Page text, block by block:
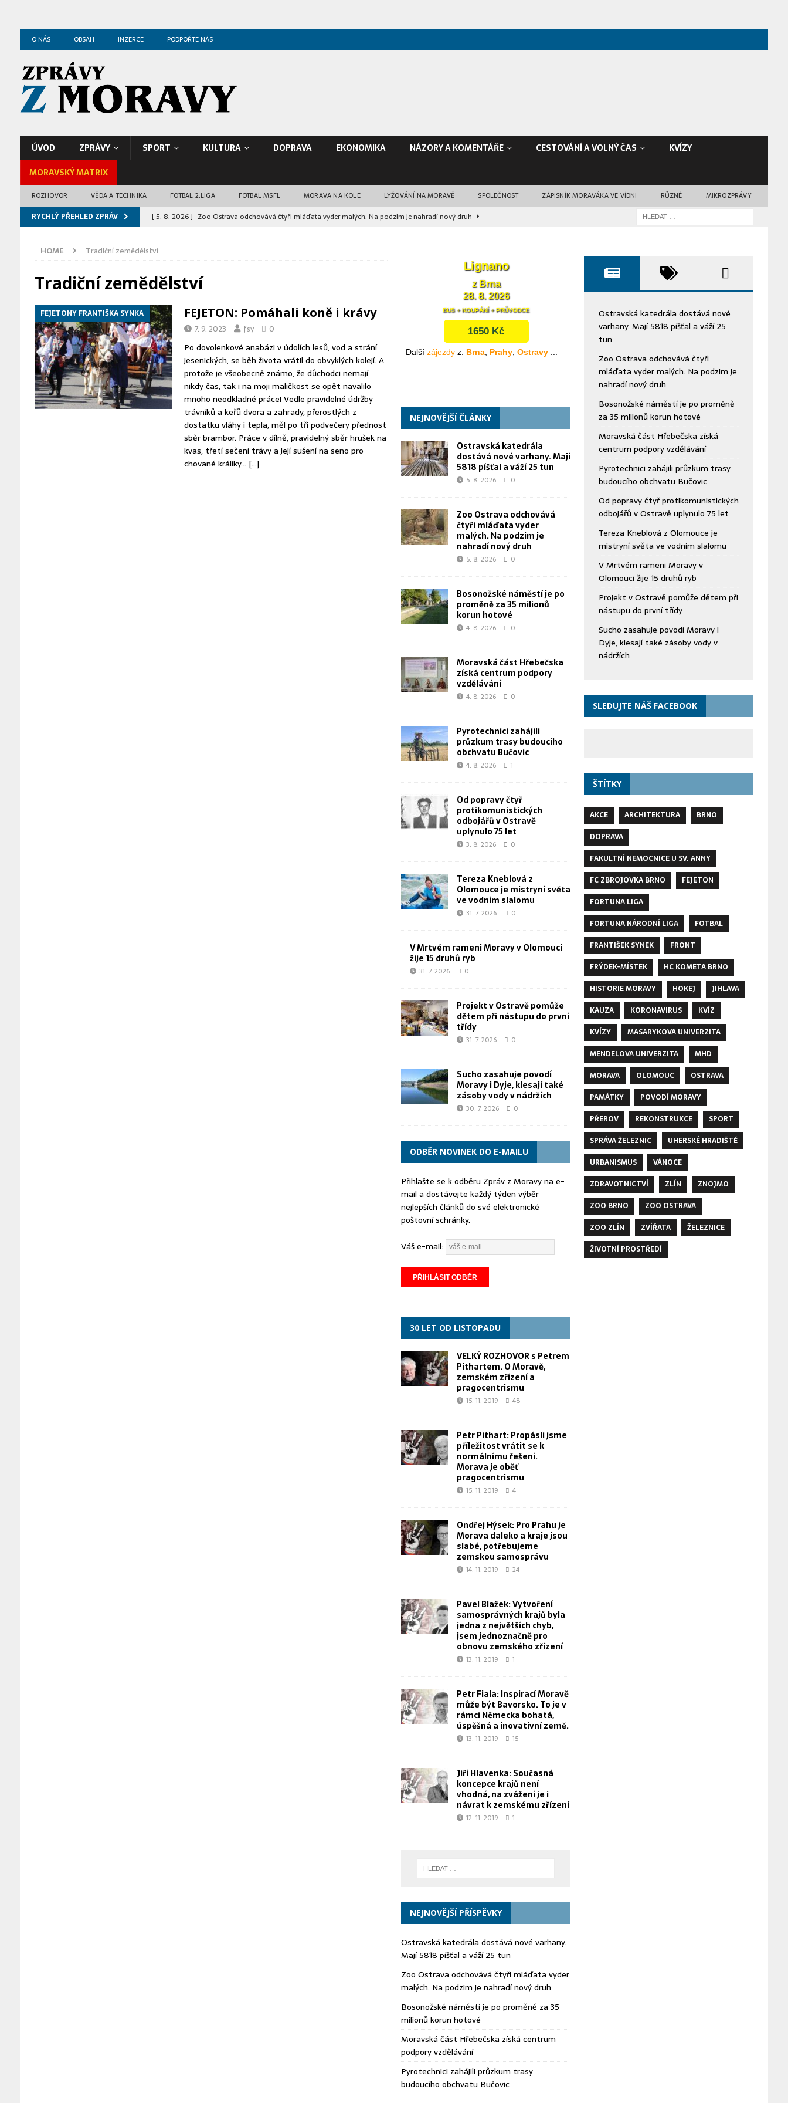
O NÁS OBSAH INZERCE PODPOŘTE NÁS
ÚVOD ZPRÁVY SPORT KULTURA DOPRAVA EKONOMIKA NÁZORY A KOMENTÁŘE CESTOVÁNÍ A VOLNÝ ČAS
KVÍZY
MORAVSKÝ MATRIX
ROZHOVOR VĚDA A TECHNIKA FOTBAL 2.LIGA FOTBAL MSFL MORAVA NA KOLE LYŽOVÁNÍ NA MORAVĚ SPOLEČNOST ZÁPISNÍK MORAVÁKA VE VÍDNI RŮZNÉ MIKROZPRÁVY
RYCHLÝ PŘEHLED ZPRÁV [ 5. 8. 2026 ] Zoo Ostrava odchovává čtyři mláďata vyder malých. Na podzim je nahradí nový druh
[ 4. 8. 2026 ]
[ 4. 8. 2026 ]
Moravská část Hřebečska získá centrum podpory vzdělávání
[ 5. 8. 2026 ] Ostravská katedrála dostává nové varhany. Mají 5818 píšťal a váží 25 tun KULTURA
HOME Tradiční zemědělství
Tradiční zemědělství
FEJETONY FRANTIŠKA SYNKA FEJETON: Pomáhali koně i krávy
7. 9. 2023 fsy 0
Po dovolenkové anabázi v údolích lesů, vod a strání
jesenických, se běh života vrátil do obvyklých kolejí. A
protože je všeobecně známo, že důchodci nemají
nikdy čas, tak i na moji maličkost se opět navalilo
mnoho neodkladné práce! Vedle pravidelné údržby
trávníků a keřů dvora a zahrady, přerostlých z
dostatku vláhy i tepla, měl po tři podvečery přednost
sběr brambor. Práce v dílně, pravidelný sběr hrušek na
kvas, třetí sečení trávy a její sušení na seno pro
chované králíky… […]
NEJNOVĚJŠÍ ČLÁNKY
Ostravská katedrála
dostává nové varhany. Mají
5818 píšťal a váží 25 tun
5. 8. 2026 0
Zoo Ostrava odchovává
čtyři mláďata vyder
malých. Na podzim je
nahradí nový druh
5. 8. 2026 0
Bosonožské náměstí je po
proměně za 35 milionů
korun hotové
4. 8. 2026 0
Moravská část Hřebečska
získá centrum podpory
vzdělávání
4. 8. 2026 0
Pyrotechnici zahájili
průzkum trasy budoucího
obchvatu Bučovic
4. 8. 2026 1
Od popravy čtyř
protikomunistických
odbojářů v Ostravě
uplynulo 75 let
3. 8. 2026 0
Tereza Kneblová z
Olomouce je mistryní světa
ve vodním slalomu
31. 7. 2026 0
V Mrtvém rameni Moravy v Olomouci
žije 15 druhů ryb
31. 7. 2026 0
Projekt v Ostravě pomůže
dětem při nástupu do první
třídy
31. 7. 2026 0
Sucho zasahuje povodí
Moravy i Dyje, klesají také
zásoby vody v nádržích
30. 7. 2026 0
ODBĚR NOVINEK DO E-MAILU
Přihlašte se k odběru Zpráv z Moravy na e-
mail a dostávejte každý týden výběr
nejlepších článků do své elektronické
poštovní schránky.
Váš e-mail:
30 LET OD LISTOPADU
VELKÝ ROZHOVOR s Petrem
Pithartem. O Moravě,
zemském zřízení a
pragocentrismu
15. 11. 2019 48
Petr Pithart: Propásli jsme
příležitost vrátit se k
normálnímu řešení.
Morava je oběť
pragocentrismu
15. 11. 2019 4
Ondřej Hýsek: Pro Prahu je
Morava daleko a kraje jsou
slabé, potřebujeme
zemskou samosprávu
14. 11. 2019 24
Pavel Blažek: Vytvoření
samosprávných krajů byla
jedna z největších chyb,
jsem jednoznačně pro
obnovu zemského zřízení
13. 11. 2019 1
Petr Fiala: Inspirací Moravě
může být Bavorsko. To je v
rámci Německa bohatá,
úspěšná a inovativní země.
13. 11. 2019 15
Jiří Hlavenka: Současná
koncepce krajů není
vhodná, na zvážení je i
návrat k zemskému zřízení
12. 11. 2019 1
NEJNOVĚJŠÍ PŘÍSPĚVKY
Ostravská katedrála dostává nové varhany.
Mají 5818 píšťal a váží 25 tun
Zoo Ostrava odchovává čtyři mláďata vyder
malých. Na podzim je nahradí nový druh
Bosonožské náměstí je po proměně za 35
milionů korun hotové
Moravská část Hřebečska získá centrum
podpory vzdělávání
Pyrotechnici zahájili průzkum trasy
budoucího obchvatu Bučovic
Ostravská katedrála dostává nové
varhany. Mají 5818 píšťal a váží 25
tun
Zoo Ostrava odchovává čtyři
mláďata vyder malých. Na podzim je
nahradí nový druh
Bosonožské náměstí je po proměně
za 35 milionů korun hotové
Moravská část Hřebečska získá
centrum podpory vzdělávání
Pyrotechnici zahájili průzkum trasy
budoucího obchvatu Bučovic
Od popravy čtyř protikomunistických
odbojářů v Ostravě uplynulo 75 let
Tereza Kneblová z Olomouce je
mistryní světa ve vodním slalomu
V Mrtvém rameni Moravy v
Olomouci žije 15 druhů ryb
Projekt v Ostravě pomůže dětem při
nástupu do první třídy
Sucho zasahuje povodí Moravy i
Dyje, klesají také zásoby vody v
nádržích
SLEDUJTE NÁŠ FACEBOOK
ŠTÍTKY
AKCE ARCHITEKTURA
BRNO
DOPRAVA
FAKULTNÍ NEMOCNICE U SV. ANNY
FC ZBROJOVKA BRNO
FEJETON
FORTUNA LIGA
FORTUNA NÁRODNÍ LIGA
FOTBAL
FRANTIŠEK SYNEK
FRONT
FRÝDEK-MÍSTEK
HC KOMETA BRNO
HISTORIE MORAVY
HOKEJ
JIHLAVA
KAUZA
KORONAVIRUS
KVÍZ
KVÍZY
MASARYKOVA UNIVERZITA
MENDELOVA UNIVERZITA
MHD
MORAVA
OLOMOUC
OSTRAVA
PAMÁTKY
POVODÍ MORAVY
PŘEROV
REKONSTRUKCE
SPORT
SPRÁVA ŽELEZNIC
UHERSKÉ HRADIŠTĚ
URBANISMUS
VÁNOCE
ZDRAVOTNICTVÍ
ZLÍN
ZNOJMO
ZOO BRNO
ZOO OSTRAVA
ZOO ZLÍN
ZVÍŘATA
ŽELEZNICE
ŽIVOTNÍ PROSTŘEDÍ